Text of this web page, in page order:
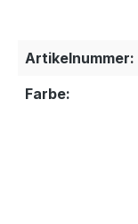
Artikelnummer:
Farbe: